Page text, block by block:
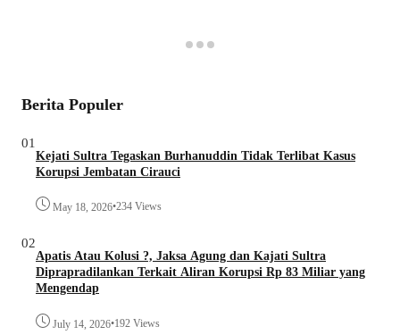
Berita Populer
01
Kejati Sultra Tegaskan Burhanuddin Tidak Terlibat Kasus
Korupsi Jembatan Cirauci
May 18, 2026•234 Views
02
Apatis Atau Kolusi ?, Jaksa Agung dan Kajati Sultra
Diprapradilankan Terkait Aliran Korupsi Rp 83 Miliar yang
Mengendap
July 14, 2026•192 Views